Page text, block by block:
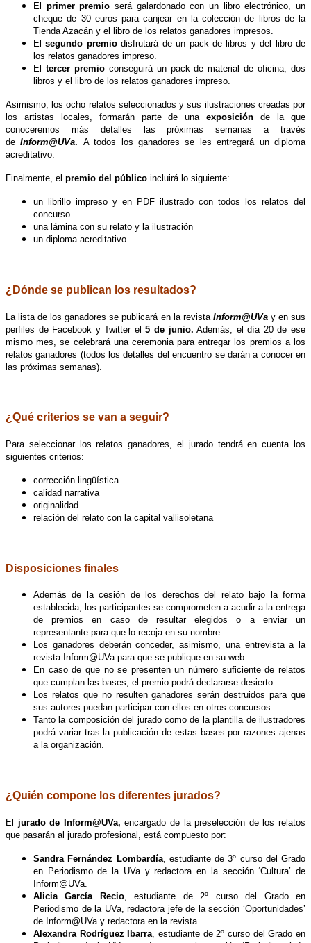
El primer premio será galardonado con un libro electrónico, un
cheque de 30 euros para canjear en la colección de libros de la
Tienda Azacán y el libro de los relatos ganadores impresos.
Elsegundo premiodisfrutará de un pack de libros y del libro de
los relatos ganadores impreso.
El tercer premioconseguirá un pack de material de oficina, dos
libros y el libro de los relatos ganadores impreso.
Asimismo, los ocho relatos seleccionados y sus ilustraciones creadas por
los artistas locales, formarán parte de unaexposición de la que
conoceremos más detalles las próximas semanas a través
deInform@UVa. A todos los ganadores se les entregará un diploma
acreditativo.
Finalmente, el premio del público incluirá lo siguiente:
un librillo impreso y en PDF ilustrado con todos los relatos del
concurso
una lámina con su relato y la ilustración
un diploma acreditativo
¿Dónde se publican los resultados?
La lista de los ganadores se publicará en la revistaInform@UVay en sus
perfiles de Facebook y Twitter el 5 de junio. Además, el día 20 de ese
mismo mes, se celebrará una ceremonia para entregar los premios a los
relatos ganadores (todos los detalles del encuentro se darán a conocer en
las próximas semanas).
¿Qué criterios se van a seguir?
Para seleccionar los relatos ganadores, el jurado tendrá en cuenta los
siguientes criterios:
corrección lingüística
calidad narrativa
originalidad
relación del relato con la capital vallisoletana
Disposiciones finales
Además de la cesión de los derechos del relato bajo la forma
establecida, los participantes se comprometen a acudir a la entrega
de premios en caso de resultar elegidos o a enviar un
representante para que lo recoja en su nombre.
Los ganadores deberán conceder, asimismo, una entrevista a la
revista Inform@UVa para que se publique en su web.
En caso de que no se presenten un número suficiente de relatos
que cumplan las bases, el premio podrá declararse desierto.
Los relatos que no resulten ganadores serán destruidos para que
sus autores puedan participar con ellos en otros concursos.
Tanto la composición del jurado como de la plantilla de ilustradores
podrá variar tras la publicación de estas bases por razones ajenas
a la organización.
¿Quién compone los diferentes jurados?
El jurado de Inform@UVa, encargado de la preselección de los relatos
que pasarán al jurado profesional, está compuesto por:
Sandra Fernández Lombardía, estudiante de 3º curso del Grado
en Periodismo de la UVa y redactora en la sección ‘Cultura’ de
Inform@UVa.
Alicia García Recio, estudiante de 2º curso del Grado en
Periodismo de la UVa, redactora jefe de la sección ‘Oportunidades’
de Inform@UVa y redactora en la revista.
Alexandra Rodríguez Ibarra , estudiante de 2º curso del Grado en